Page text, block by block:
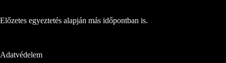
Előzetes egyeztetés alapján más időpontban is.
Adatvédelem